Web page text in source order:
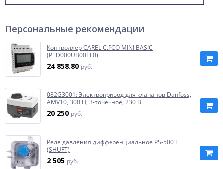
Персональные рекомендации
Контроллер CAREL C.PCO MINI BASIC
(P+D000UB00EF0)
24 858.80 руб.
082G3001: Электропривод для клапанов Danfoss,
AMV10, 300 Н, 3-точечное, 230 В
20 250 руб.
Реле давления дифференциальное PS-500 L
(SHUFT)
2 505 руб.